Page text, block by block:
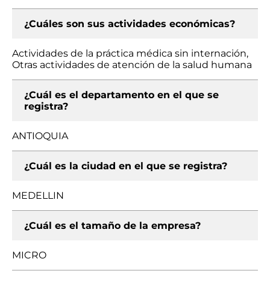
¿Cuáles son sus actividades económicas?
Actividades de la práctica médica sin internación,
Otras actividades de atención de la salud humana
¿Cuál es el departamento en el que se
registra?
ANTIOQUIA
¿Cuál es la ciudad en el que se registra?
MEDELLIN
¿Cuál es el tamaño de la empresa?
MICRO